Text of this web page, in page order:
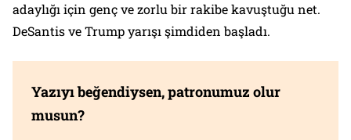
adaylığı için genç ve zorlu bir rakibe kavuştuğu net.
DeSantis ve Trump yarışı şimdiden başladı.
Yazıyı beğendiysen, patronumuz olur
musun?